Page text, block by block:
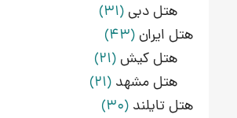
هتل دبی (31)
هتل ایران (43)
هتل کیش (21)
هتل مشهد (21)
هتل تایلند (30)